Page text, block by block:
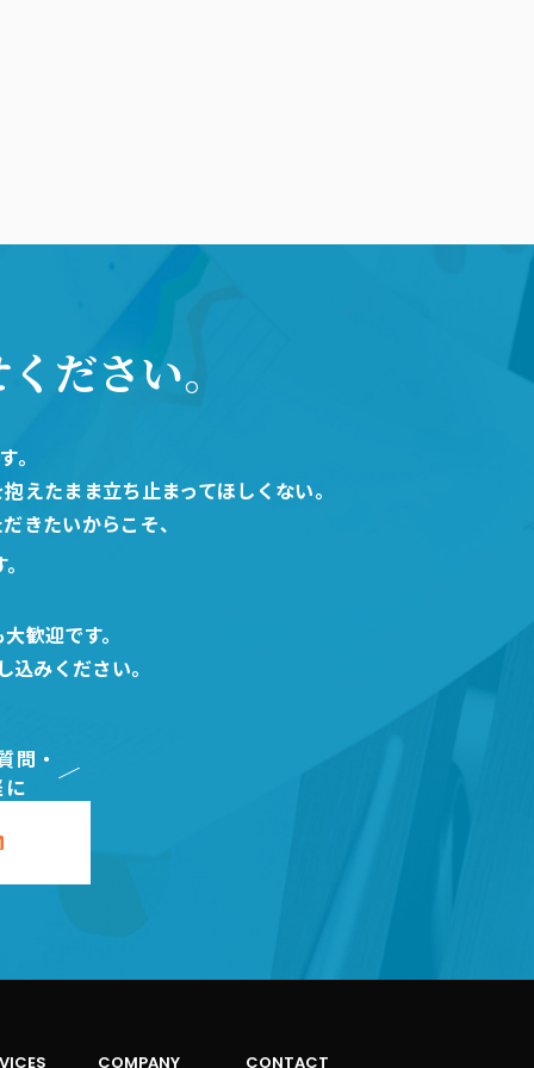
ださい。
。
えたまま立ち止まってほしくない。
きたいからこそ、
歓迎です。
みください。
問・
COMPANY CONTACT